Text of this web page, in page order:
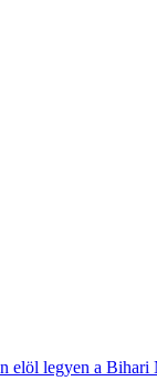
elöl legyen a Bihari